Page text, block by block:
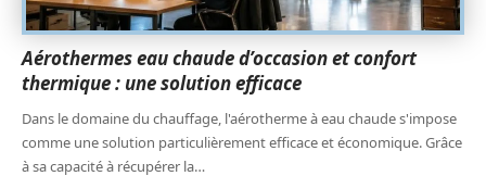
Aérothermes eau chaude d’occasion et confort
thermique : une solution efficace
Dans le domaine du chauffage, l'aérotherme à eau chaude s'impose
comme une solution particulièrement efficace et économique. Grâce
à sa capacité à récupérer la…